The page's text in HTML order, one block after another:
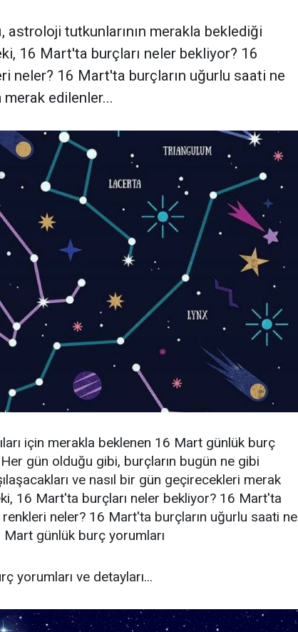
astroloji tutkunlarının merakla beklediği
16 Mart'ta burçları neler bekliyor? 16
neler? 16 Mart'ta burçların uğurlu saati ne
edilenler...
için merakla beklenen 16 Mart günlük burç
gün olduğu gibi, burçların bugün ne gibi
ve nasıl bir gün geçirecekleri merak
16 Mart'ta burçları neler bekliyor? 16 Mart'ta
renkleri neler? 16 Mart'ta burçların uğurlu saati ne
günlük burç yorumları
yorumları ve detayları...